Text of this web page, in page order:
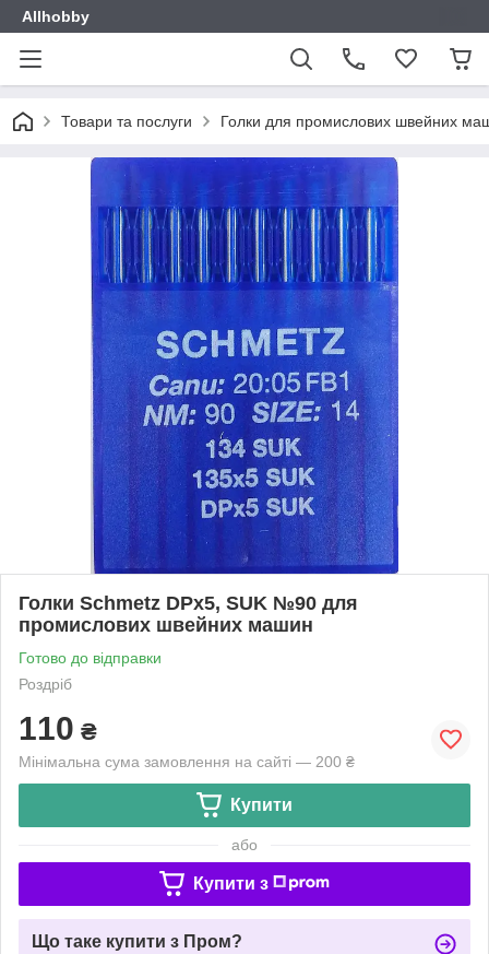
Allhobby
Товари та послуги Голки для промислових швейних
Голки Schmetz DPx5, SUK №90 для
промислових швейних машин
Готово до відправки
Роздріб
110 ₴
Мінімальна сума замовлення на сайті — 200 ₴
Купити
або
Купити з
Що таке купити з Пром?